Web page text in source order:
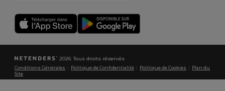
2026. Tous droits réservés
Conditions Générales Politique de Confidentialité Politique de Cookies
Plan du
Site